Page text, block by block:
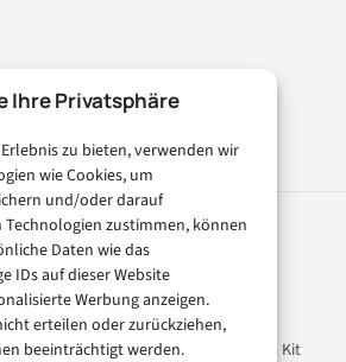
Ihre Privatsphäre
zu bieten, verwenden wir
wie Cookies, um
und/oder darauf
Technologien zustimmen, können
Daten wie das
IDs auf dieser Website
Werbung anzeigen.
erteilen oder zurückziehen,
beeinträchtigt werden.
Magazin
Unsere Redaktion
Werbeformate & Media Kit